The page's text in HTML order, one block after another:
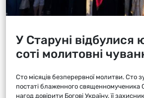
У Старуні відбулися
соті молитовні
Сто місяців безперервної молитви. Сто
постаті блаженного священномученика
нагод довірити Богові Україну, її